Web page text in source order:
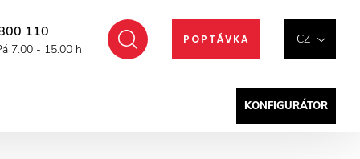
CZ
POPTÁVKA
Hledat
110
7.00 - 15.00 h
KONFIGURÁTOR